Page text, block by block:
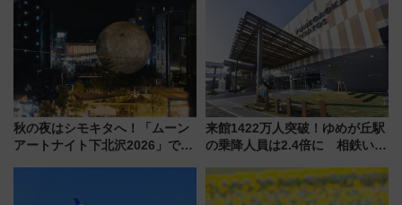
やり＆スタミナグルメ」6選【新
店舗も！】
秋の夜はシモキタへ！「ムーン
アートナイト下北沢2026」でイ
来館1422万人突破！ゆめが丘駅
の乗降人員は2.4倍に 相鉄いず
年祭にそうにゃん＆DB.スター
マンが登場